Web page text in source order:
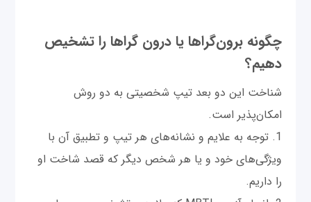
چگونه برون‌گرا‌ها یا درون گراها را تشخیص
دهیم؟
شناخت این دو بعد تیپ شخصیتی به دو روش
امکان‌پذیر است.
1. توجه به علایم و نشانه‌های هر تیپ و تطبیق آن با
ویژگی‌های خود و یا هر شخص دیگر که قصد شاخت او
را داریم.